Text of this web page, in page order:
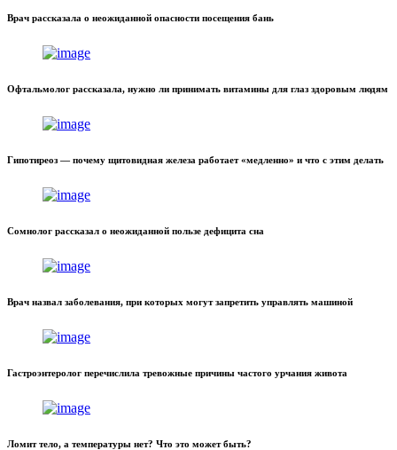
Врач рассказала о неожиданной опасности посещения бань
Офтальмолог рассказала, нужно ли принимать витамины для глаз здоровым людям
Гипотиреоз — почему щитовидная железа работает «медленно» и что с этим делать
Сомнолог рассказал о неожиданной пользе дефицита сна
Врач назвал заболевания, при которых могут запретить управлять машиной
Гастроэнтеролог перечислила тревожные причины частого урчания живота
Ломит тело, а температуры нет? Что это может быть?